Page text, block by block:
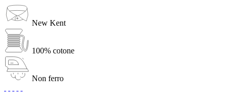
New Kent
100% cotone
Non ferro